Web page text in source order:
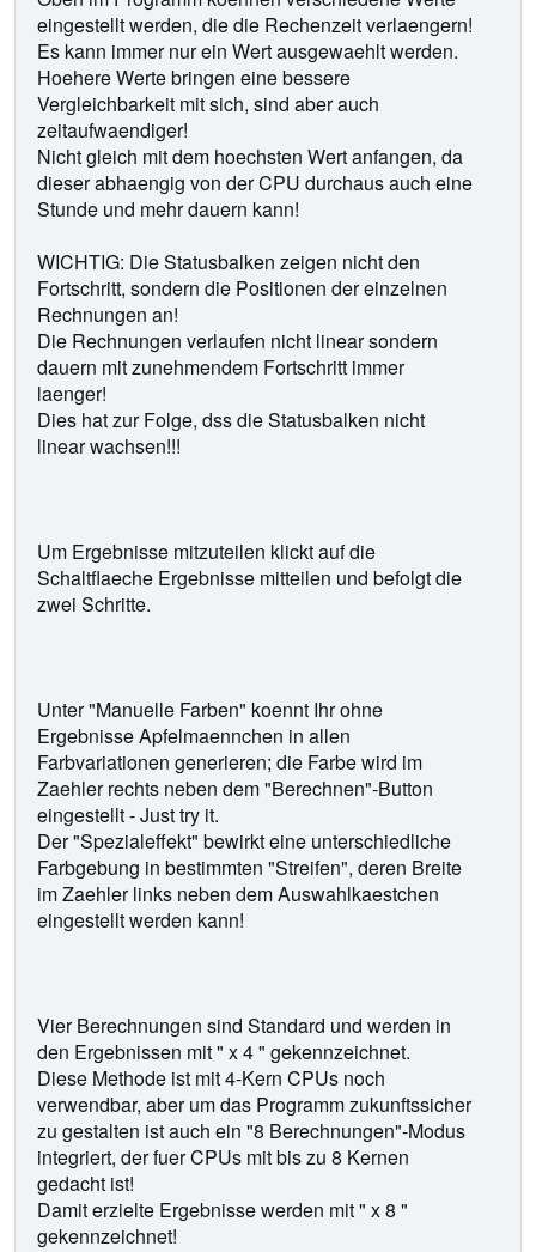
eingestellt werden, die die Rechenzeit verlaengern!
Es kann immer nur ein Wert ausgewaehlt werden.
Hoehere Werte bringen eine bessere
Vergleichbarkeit mit sich, sind aber auch
zeitaufwaendiger!
Nicht gleich mit dem hoechsten Wert anfangen, da
dieser abhaengig von der CPU durchaus auch eine
Stunde und mehr dauern kann!
WICHTIG: Die Statusbalken zeigen nicht den
Fortschritt, sondern die Positionen der einzelnen
Rechnungen an!
Die Rechnungen verlaufen nicht linear sondern
dauern mit zunehmendem Fortschritt immer
laenger!
Dies hat zur Folge, dss die Statusbalken nicht
linear wachsen!!!
Um Ergebnisse mitzuteilen klickt auf die
Schaltflaeche Ergebnisse mitteilen und befolgt die
zwei Schritte.
Unter "Manuelle Farben" koennt Ihr ohne
Ergebnisse Apfelmaennchen in allen
Farbvariationen generieren; die Farbe wird im
Zaehler rechts neben dem "Berechnen"-Button
eingestellt - Just try it.
Der "Spezialeffekt" bewirkt eine unterschiedliche
Farbgebung in bestimmten "Streifen", deren Breite
im Zaehler links neben dem Auswahlkaestchen
eingestellt werden kann!
Vier Berechnungen sind Standard und werden in
den Ergebnissen mit " x 4 " gekennzeichnet.
Diese Methode ist mit 4-Kern CPUs noch
verwendbar, aber um das Programm zukunftssicher
zu gestalten ist auch ein "8 Berechnungen"-Modus
integriert, der fuer CPUs mit bis zu 8 Kernen
gedacht ist!
Damit erzielte Ergebnisse werden mit " x 8 "
gekennzeichnet!